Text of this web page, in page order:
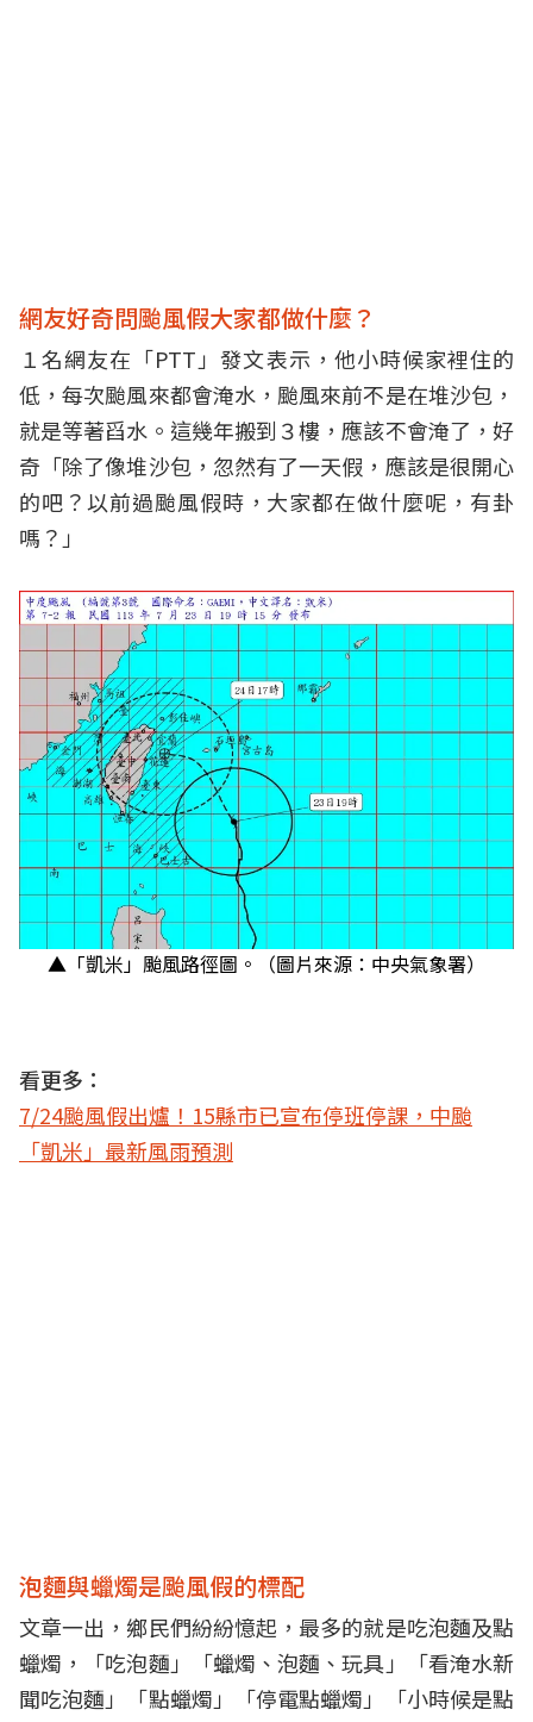
網友好奇問颱風假大家都做什麼？
１名網友在「PTT」發文表示，他小時候家裡住的
低，每次颱風來都會淹水，颱風來前不是在堆沙包，
就是等著舀水。這幾年搬到３樓，應該不會淹了，好
奇「除了像堆沙包，忽然有了一天假，應該是很開心
的吧？以前過颱風假時，大家都在做什麼呢，有卦
嗎？」
▲「凱米」颱風路徑圖。（圖片來源：中央氣象署）
看更多：
7/24颱風假出爐！15縣市已宣布停班停課，中颱
「凱米」最新風雨預測
泡麵與蠟燭是颱風假的標配
文章一出，鄉民們紛紛憶起，最多的就是吃泡麵及點
蠟燭，「吃泡麵」「蠟燭、泡麵、玩具」「看淹水新
聞吃泡麵」「點蠟燭」「停電點蠟燭」「小時候是點